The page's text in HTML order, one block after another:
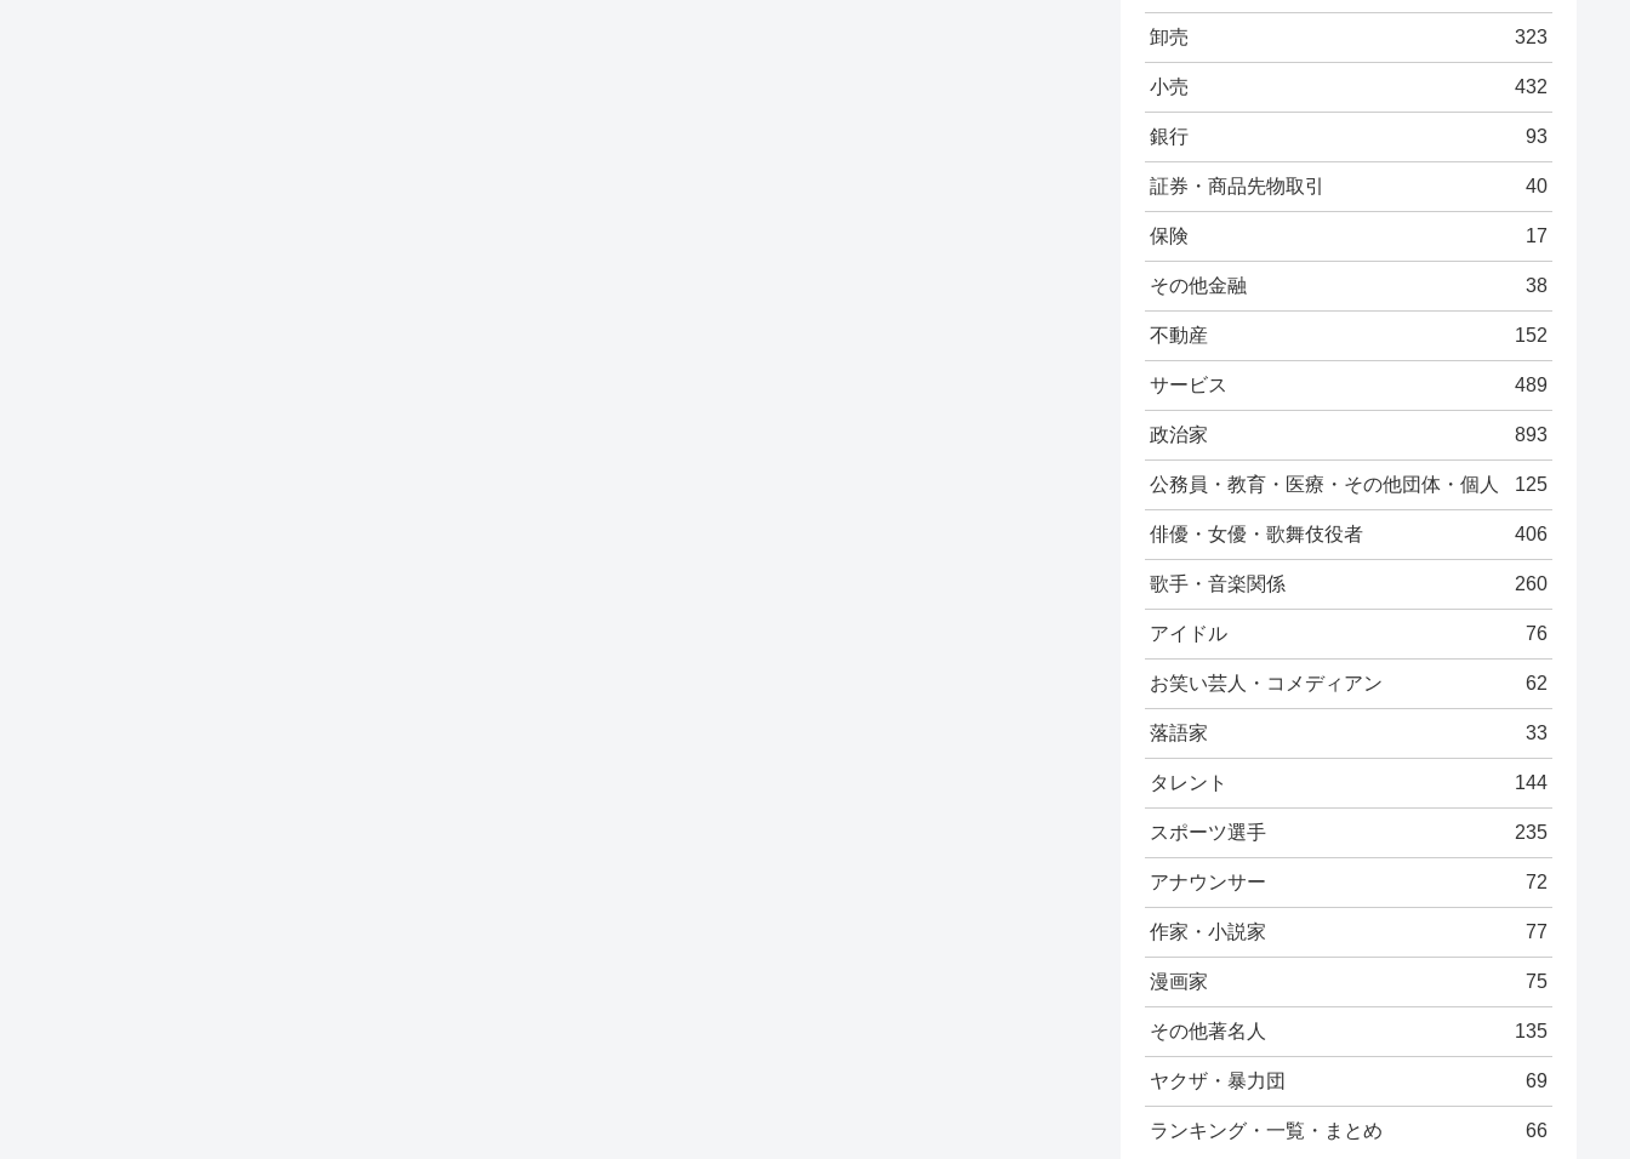
卸売 323
小売 432
銀行 93
証券・商品先物取引 40
保険 17
その他金融 38
不動産 152
サービス 489
政治家 893
公務員・教育・医療・その他団体・個人 125
俳優・女優・歌舞伎役者 406
歌手・音楽関係 260
アイドル 76
お笑い芸人・コメディアン 62
落語家 33
タレント 144
スポーツ選手 235
アナウンサー 72
作家・小説家 77
漫画家 75
その他著名人 135
ヤクザ・暴力団 69
ランキング・一覧・まとめ 66